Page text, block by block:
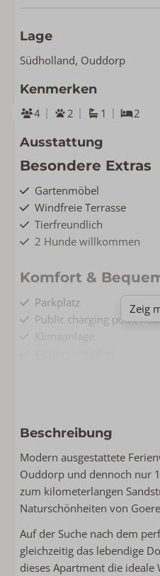
Lage
Südholland, Ouddorp
Kenmerken
4 2 1 2
Ausstattung
Besondere Extras
Gartenmöbel
Windfreie Terrasse
Tierfreundlich
2 Hunde willkommen
Komfort &
Parkplatz
Public charging point
Wohnen & Kochen
Komplette Küche
Smart TV
Bügeleisen
Backofen
Bügelbrett
Spülmaschine
Wäscheständer
Zeig
Beschreibung
Modern ausgestattete
Ouddorp und dennoch nur
zum kilometerlangen
Naturschönheiten von
Auf der Suche nach dem
gleichzeitig das lebendige
dieses Apartment die ideale